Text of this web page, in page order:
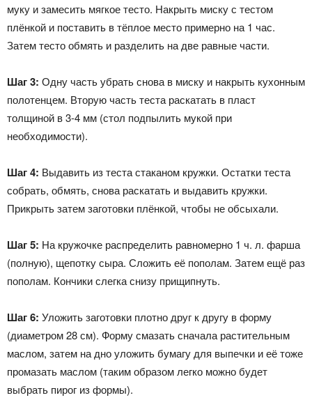
муку и замесить мягкое тесто. Накрыть миску с тестом
плёнкой и поставить в тёплое место примерно на 1 час.
Затем тесто обмять и разделить на две равные части.
Шаг 3: Одну часть убрать снова в миску и накрыть кухонным
полотенцем. Вторую часть теста раскатать в пласт
толщиной в 3-4 мм (стол подпылить мукой при
необходимости).
Шаг 4: Выдавить из теста стаканом кружки. Остатки теста
собрать, обмять, снова раскатать и выдавить кружки.
Прикрыть затем заготовки плёнкой, чтобы не обсыхали.
Шаг 5: На кружочке распределить равномерно 1 ч. л. фарша
(полную), щепотку сыра. Сложить её пополам. Затем ещё раз
пополам. Кончики слегка снизу прищипнуть.
Шаг 6: Уложить заготовки плотно друг к другу в форму
(диаметром 28 см). Форму смазать сначала растительным
маслом, затем на дно уложить бумагу для выпечки и её тоже
промазать маслом (таким образом легко можно будет
выбрать пирог из формы).